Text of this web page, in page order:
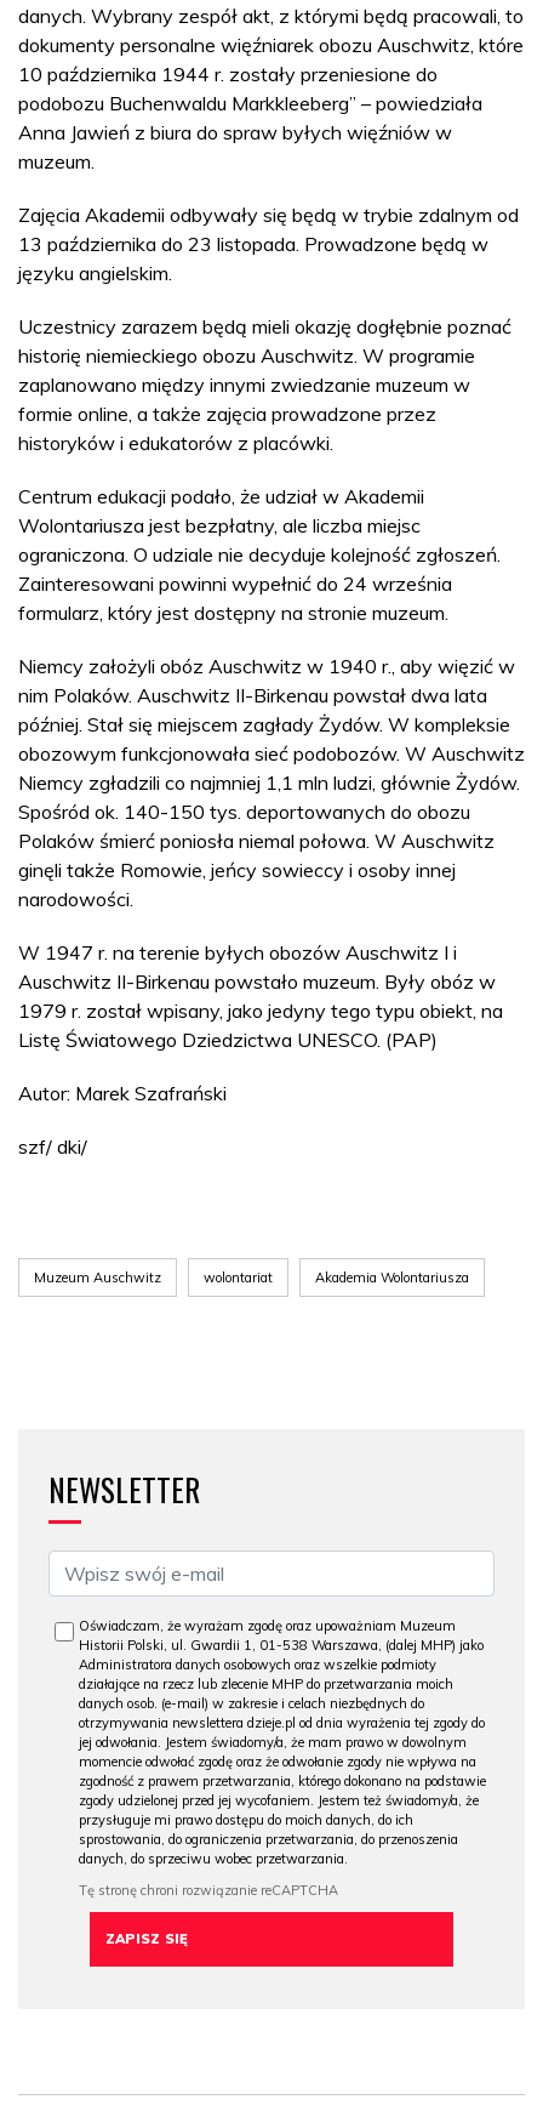
danych. Wybrany zespół akt, z którymi będą pracowali, to
dokumenty personalne więźniarek obozu Auschwitz, które
10 października 1944 r. zostały przeniesione do
podobozu Buchenwaldu Markkleeberg” – powiedziała
Anna Jawień z biura do spraw byłych więźniów w
muzeum.
Zajęcia Akademii odbywały się będą w trybie zdalnym od
13 października do 23 listopada. Prowadzone będą w
języku angielskim.
Uczestnicy zarazem będą mieli okazję dogłębnie poznać
historię niemieckiego obozu Auschwitz. W programie
zaplanowano między innymi zwiedzanie muzeum w
formie online, a także zajęcia prowadzone przez
historyków i edukatorów z placówki.
Centrum edukacji podało, że udział w Akademii
Wolontariusza jest bezpłatny, ale liczba miejsc
ograniczona. O udziale nie decyduje kolejność zgłoszeń.
Zainteresowani powinni wypełnić do 24 września
formularz, który jest dostępny na stronie muzeum.
Niemcy założyli obóz Auschwitz w 1940 r., aby więzić w
nim Polaków. Auschwitz II-Birkenau powstał dwa lata
później. Stał się miejscem zagłady Żydów. W kompleksie
obozowym funkcjonowała sieć podobozów. W Auschwitz
Niemcy zgładzili co najmniej 1,1 mln ludzi, głównie Żydów.
Spośród ok. 140-150 tys. deportowanych do obozu
Polaków śmierć poniosła niemal połowa. W Auschwitz
ginęli także Romowie, jeńcy sowieccy i osoby innej
narodowości.
W 1947 r. na terenie byłych obozów Auschwitz I i
Auschwitz II-Birkenau powstało muzeum. Były obóz w
1979 r. został wpisany, jako jedyny tego typu obiekt, na
Listę Światowego Dziedzictwa UNESCO. (PAP)
Autor: Marek Szafrański
szf/ dki/
Muzeum Auschwitz wolontariat Akademia Wolontariusza
NEWSLETTER
Oświadczam, że wyrażam zgodę oraz upoważniam Muzeum
Historii Polski, ul. Gwardii 1, 01-538 Warszawa, (dalej MHP) jako
Administratora danych osobowych oraz wszelkie podmioty
działające na rzecz lub zlecenie MHP do przetwarzania moich
danych osob. (e-mail) w zakresie i celach niezbędnych do
otrzymywania newslettera dzieje.pl od dnia wyrażenia tej zgody do
jej odwołania. Jestem świadomy/a, że mam prawo w dowolnym
momencie odwołać zgodę oraz że odwołanie zgody nie wpływa na
zgodność z prawem przetwarzania, którego dokonano na podstawie
zgody udzielonej przed jej wycofaniem. Jestem też świadomy/a, że
przysługuje mi prawo dostępu do moich danych, do ich
sprostowania, do ograniczenia przetwarzania, do przenoszenia
danych, do sprzeciwu wobec przetwarzania.